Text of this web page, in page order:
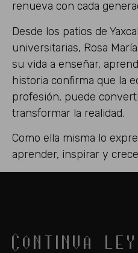
renueva con cada
Desde los patios de
universitarias, Rosa
su vida a enseñar,
historia confirma que la
profesión, puede
transformar la realidad.
Como ella misma lo
aprender, inspirar y
Continua